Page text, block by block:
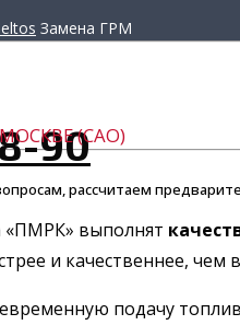
Замена ГРМ
90
рассчитаем
(САО)
«ПМРК» выполнят
и качественнее, чем в
подачу